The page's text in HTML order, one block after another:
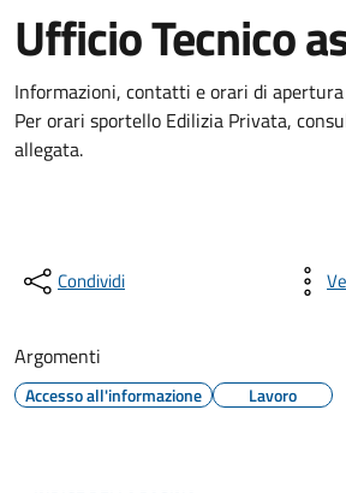
Ufficio Tecnico
Informazioni, contatti e orari di
Per orari sportello Edilizia Privata,
allegata.
Condividi
Argomenti
Accesso all'informazione Lavoro